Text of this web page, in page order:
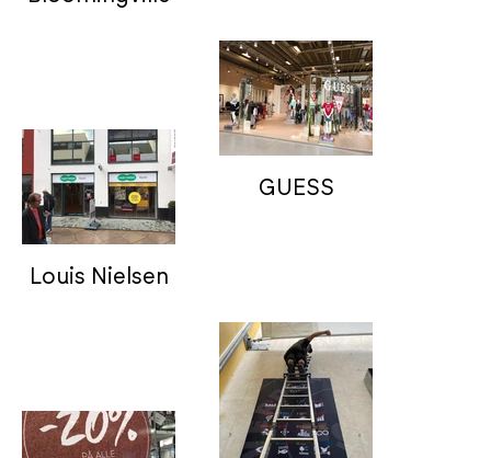
GUESS
Louis Nielsen